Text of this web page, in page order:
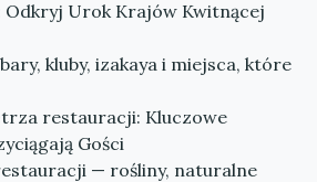
Odkryj Urok Krajów Kwitnącej
kluby, izakaya i miejsca, które
restauracji: Kluczowe
Gości
— rośliny, naturalne